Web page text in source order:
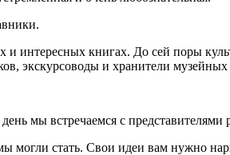
интересных книгах. До сей поры
экскурсоводы и хранители музейных
мы встречаемся с
могли стать. Свои идеи вам нужно